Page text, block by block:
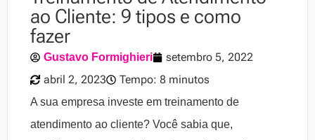
ao Cliente: 9 tipos e como
fazer
Gustavo Formighieri
setembro 5, 2022
abril 2, 2023
Tempo: 8 minutos
A sua empresa investe em treinamento de
atendimento ao cliente? Você sabia que,